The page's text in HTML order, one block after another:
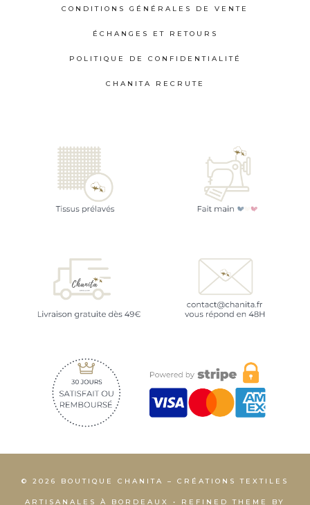
CONDITIONS GÉNÉRALES DE VENTE
ÉCHANGES ET RETOURS
POLITIQUE DE CONFIDENTIALITÉ
CHANITA RECRUTE
© 2026 BOUTIQUE CHANITA – CRÉATIONS TEXTILES
ARTISANALES À BORDEAUX • REFINED THEME BY